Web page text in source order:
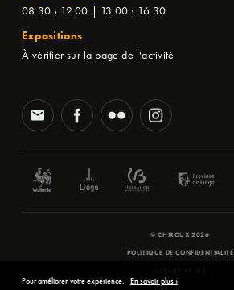
08:30 › 12:00 | 13:00 › 16:30
Expositions
À vérifier sur la page de l'activité
© CHIROUX 2026
POLITIQUE DE CONFIDENTIALITÉ
Pour améliorer votre expérience. En savoir plus ›